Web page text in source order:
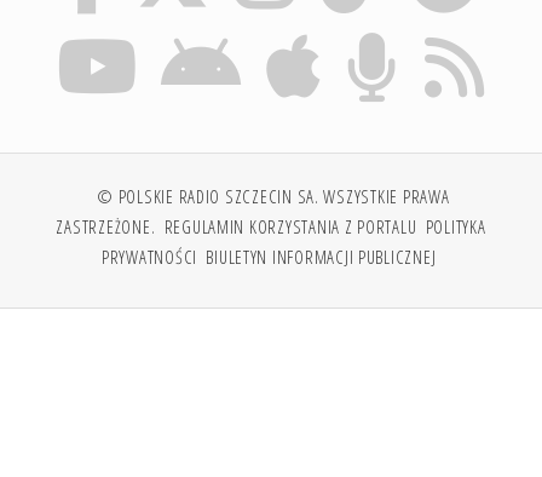
© POLSKIE RADIO SZCZECIN SA. WSZYSTKIE PRAWA
ZASTRZEŻONE. REGULAMIN KORZYSTANIA Z PORTALU POLITYKA
PRYWATNOŚCI BIULETYN INFORMACJI PUBLICZNEJ